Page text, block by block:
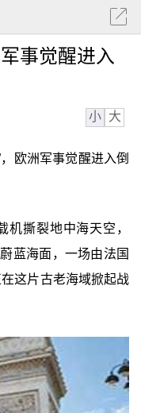
事觉醒进入
小 大
欧洲军事觉醒进入倒
机撕裂地中海天空，
蓝海面，一场由法国
这片古老海域掀起战